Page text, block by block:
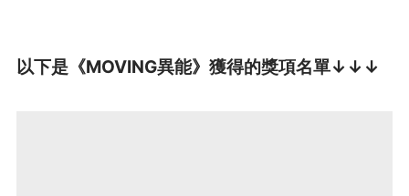
以下是《MOVING異能》獲得的獎項名單↓↓↓